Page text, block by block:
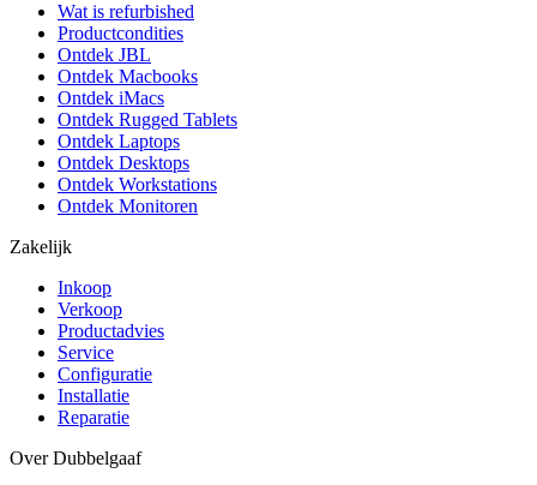
Wat is refurbished
Productcondities
Ontdek JBL
Ontdek Macbooks
Ontdek iMacs
Ontdek Rugged Tablets
Ontdek Laptops
Ontdek Desktops
Ontdek Workstations
Ontdek Monitoren
Zakelijk
Inkoop
Verkoop
Productadvies
Service
Configuratie
Installatie
Reparatie
Over Dubbelgaaf